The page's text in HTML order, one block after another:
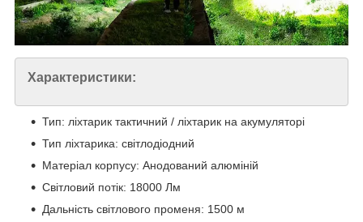
Характеристики:
Тип: ліхтарик тактичний / ліхтарик на акумуляторі
Тип ліхтарика: світлодіодний
Матеріал корпусу: Анодований алюміній
Світловий потік: 18000 Лм
Дальність світлового променя: 1500 м